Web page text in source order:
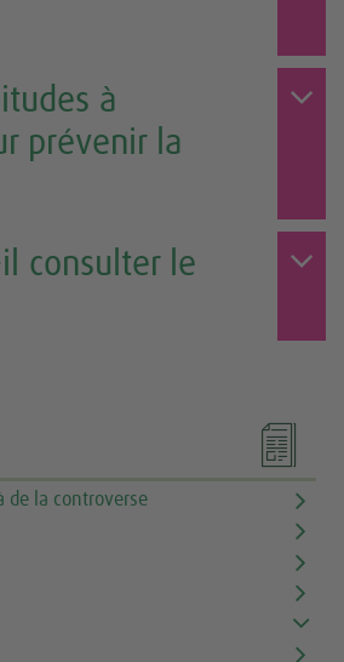
à
prévenir la
consulter le

de la controverse